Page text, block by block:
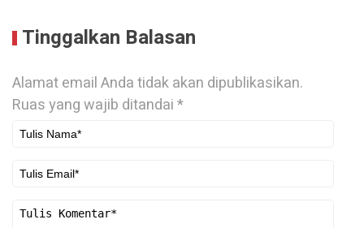
Tinggalkan Balasan
Alamat email Anda tidak akan dipublikasikan.
Ruas yang wajib ditandai*